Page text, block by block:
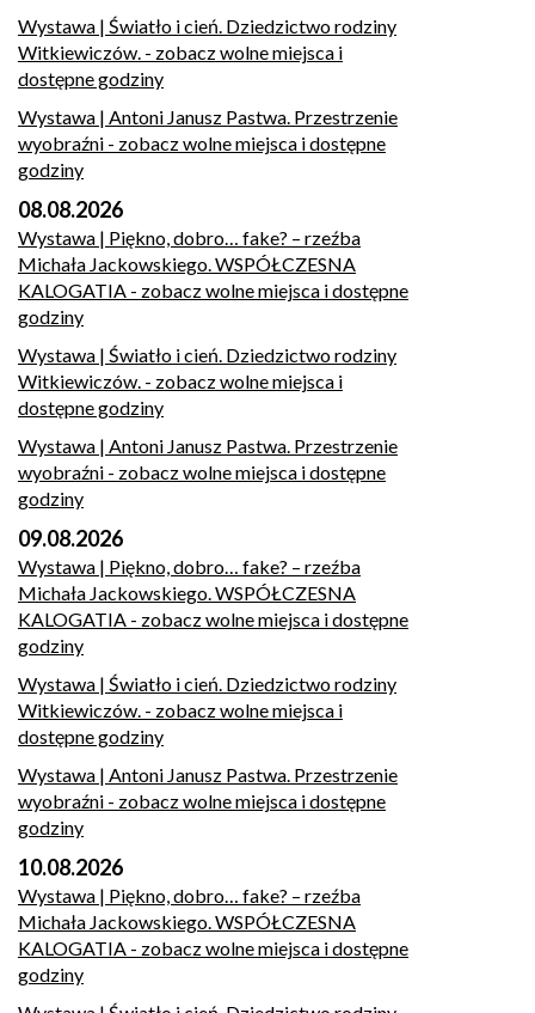
Wystawa | Światło i cień. Dziedzictwo rodziny
Witkiewiczów. - zobacz wolne miejsca i
dostępne godziny
Wystawa | Antoni Janusz Pastwa. Przestrzenie
wyobraźni - zobacz wolne miejsca i dostępne
godziny
08.08.2026
Wystawa | Piękno, dobro… fake? – rzeźba
Michała Jackowskiego. WSPÓŁCZESNA
KALOGATIA - zobacz wolne miejsca i dostępne
godziny
Wystawa | Światło i cień. Dziedzictwo rodziny
Witkiewiczów. - zobacz wolne miejsca i
dostępne godziny
Wystawa | Antoni Janusz Pastwa. Przestrzenie
wyobraźni - zobacz wolne miejsca i dostępne
godziny
09.08.2026
Wystawa | Piękno, dobro… fake? – rzeźba
Michała Jackowskiego. WSPÓŁCZESNA
KALOGATIA - zobacz wolne miejsca i dostępne
godziny
Wystawa | Światło i cień. Dziedzictwo rodziny
Witkiewiczów. - zobacz wolne miejsca i
dostępne godziny
Wystawa | Antoni Janusz Pastwa. Przestrzenie
wyobraźni - zobacz wolne miejsca i dostępne
godziny
10.08.2026
Wystawa | Piękno, dobro… fake? – rzeźba
Michała Jackowskiego. WSPÓŁCZESNA
KALOGATIA - zobacz wolne miejsca i dostępne
godziny